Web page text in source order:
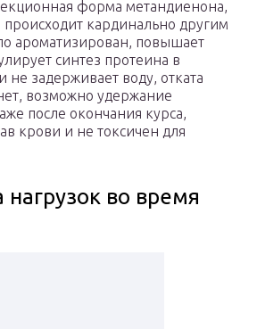
форма метандиенона,
происходит кардинально другим
ароматизирован, повышает
синтез протеина в
не задерживает воду, отката
возможно удержание
после окончания курса,
крови и не токсичен для
нагрузок во время